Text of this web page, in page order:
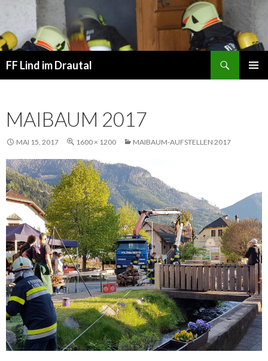
FF Lind im Drautal
MAIBAUM 2017
MAI 15, 2017 1600 × 1200 MAIBAUM-AUFSTELLEN 2017